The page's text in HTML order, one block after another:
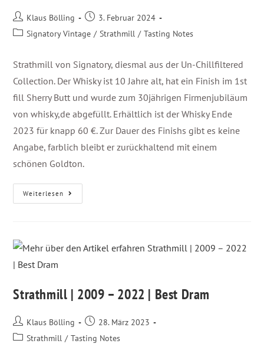
Klaus Bölling
3. Februar 2024
Signatory Vintage / Strathmill / Tasting Notes
Strathmill von Signatory, diesmal aus der Un-Chillfiltered
Collection. Der Whisky ist 10 Jahre alt, hat ein Finish im 1st
fill Sherry Butt und wurde zum 30jährigen Firmenjubiläum
von whisky,de abgefüllt. Erhältlich ist der Whisky Ende
2023 für knapp 60 €. Zur Dauer des Finishs gibt es keine
Angabe, farblich bleibt er zurückhaltend mit einem
schönen Goldton.
Weiterlesen
Strathmill | 2009 – 2022 | Best Dram
Klaus Bölling
28. März 2023
Strathmill / Tasting Notes